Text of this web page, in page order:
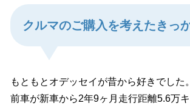
クルマのご購入を考えたきっ
もともとオデッセイが昔から好きでした。
前車が新車から2年9ヶ月走行距離5.6万